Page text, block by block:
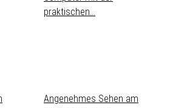
Angenehmes Sehen am